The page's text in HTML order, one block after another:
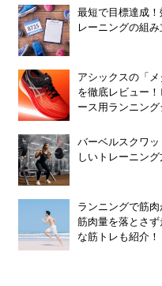
最短で目標達成
レーニングの組
アシックスの「メ
を徹底レビュー
ース用ランニン
バーベルスクワ
しいトレーニン
ランニングで筋
筋肉量を落とさ
な筋トレも紹介！